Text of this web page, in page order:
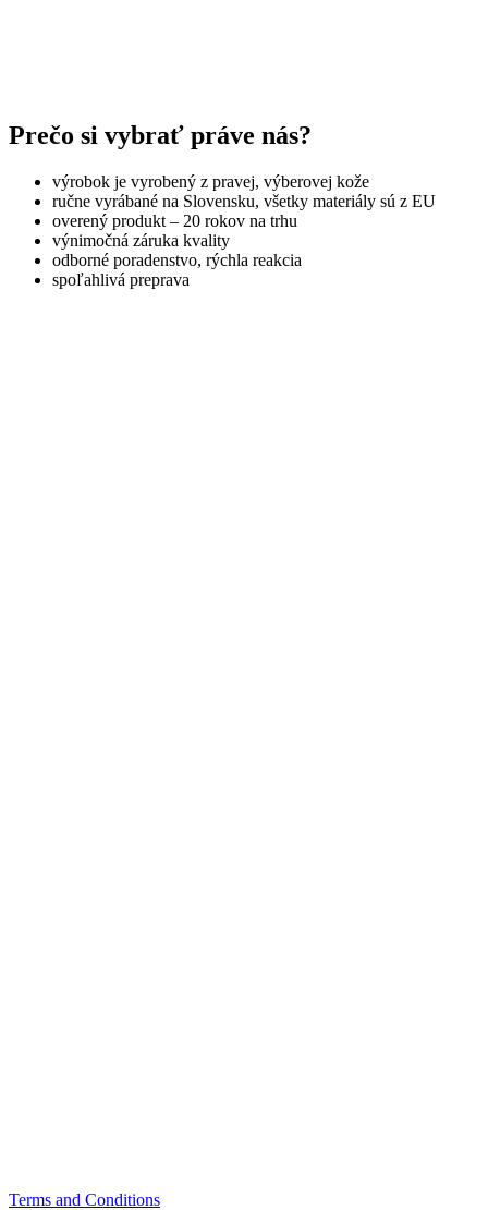
Prečo si vybrať práve nás?
výrobok je vyrobený z pravej, výberovej kože
ručne vyrábané na Slovensku, všetky materiály sú z EU
overený produkt – 20 rokov na trhu
výnimočná záruka kvality
odborné poradenstvo, rýchla reakcia
spoľahlivá preprava
Terms and Conditions